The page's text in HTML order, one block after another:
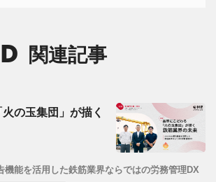
関連記事
の玉集団」が描く
機能を活用した鉄筋業界ならではの労務管理DX